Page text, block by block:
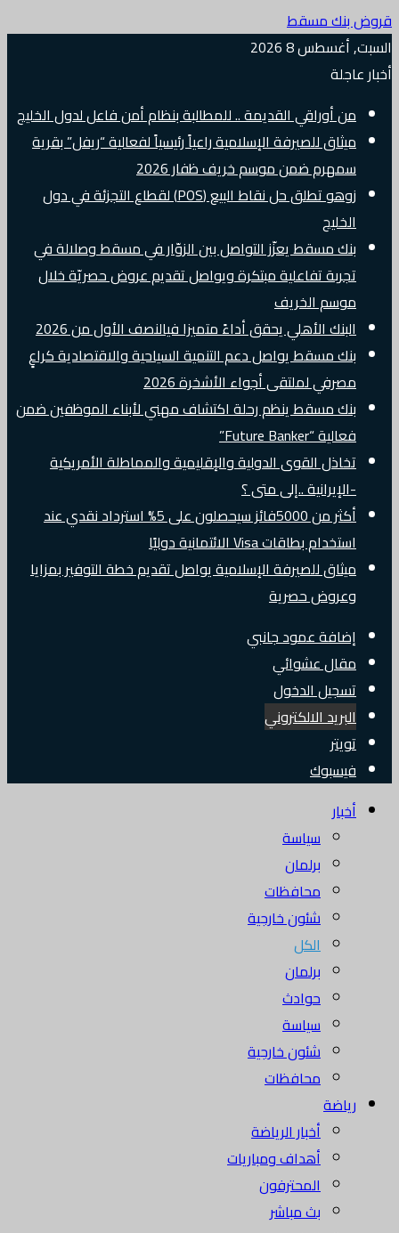
قروض بنك مسقط
السبت, أغسطس 8 2026
أخبار عاجلة
من أوراقي القديمة .. للمطالبة بنظام أمن فاعل لدول الخليج
ميثاق للصيرفة الإسلامية راعياً رئيسياً لفعالية “ريفل” بقرية
سمهرم ضمن موسم خريف ظفار 2026
زوهو تطلق حل نقاط البيع (POS) لقطاع التجزئة في دول
الخليج
بنك مسقط يعزّز التواصل بين الزوّار في مسقط وصلالة في
تجربة تفاعلية مبتكرة ويواصل تقديم عروض حصريّة خلال
موسم الخريف
البنك الأهلي يحقق أداءً متميزا فيالنصف الأول من 2026
بنك مسقط يواصل دعم التنمية السياحية والاقتصادية كراعٍ
مصرفي لملتقى أجواء الأشخرة 2026
بنك مسقط ينظم رحلة اكتشاف مهني لأبناء الموظفين ضمن
فعالية “Future Banker”
تخاذل القوى الدولية والإقليمية والمماطلة الأمريكية
-الإيرانية ..إلى متى ؟
أكثر من 5000فائز سيحصلون على 5% استرداد نقدي عند
استخدام بطاقات Visa الائتمانية دوليًا
ميثاق للصيرفة الإسلامية يواصل تقديم خطة التوفير بمزايا
وعروض حصرية
إضافة عمود جانبي
مقال عشوائي
تسجيل الدخول
البريد الالكتروني
تويتر
فيسبوك
أخبار
سياسة
برلمان
محافظات
شئون خارجية
الكل
برلمان
حوادث
سياسة
شئون خارجية
محافظات
رياضة
أخبار الرياضة
أهداف ومباريات
المحترفون
بث مباشر